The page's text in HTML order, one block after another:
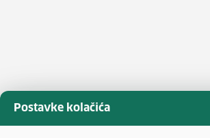
Postavke kolačića